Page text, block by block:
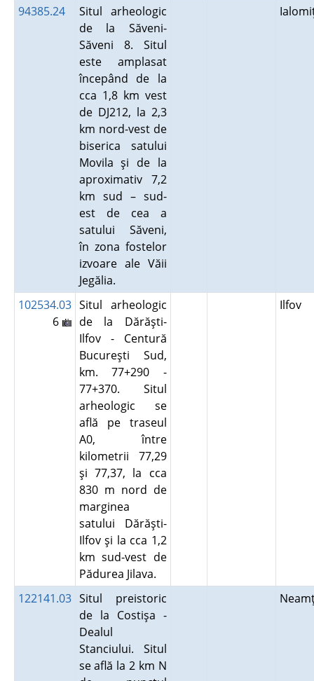
94385.24
Situl arheologic
de la Săveni-
Săveni 8. Situl
este amplasat
începând de la
cca 1,8 km vest
de DJ212, la 2,3
km nord-vest de
biserica satului
Movila şi de la
aproximativ 7,2
km sud – sud-
est de cea a
satului Săveni,
în zona fostelor
izvoare ale Văii
Jegălia.
102534.03
6
Situl arheologic
de la Dărăşti-
Ilfov - Centură
Bucureşti Sud,
km. 77+290 -
77+370. Situl
arheologic se
află pe traseul
A0, între
kilometrii 77,29
şi 77,37, la cca
830 m nord de
marginea
satului Dărăşti-
Ilfov şi la cca 1,2
km sud-vest de
Pădurea Jilava.
Ilfov
122141.03 Situl preistoric
de la Costişa -
Dealul
Stanciului. Situl
se află la 2 km N